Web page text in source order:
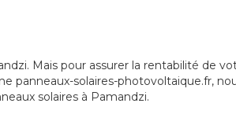
Mais pour assurer la rentabilité de
panneaux-solaires-photovoltaique.fr,
solaires à Pamandzi.